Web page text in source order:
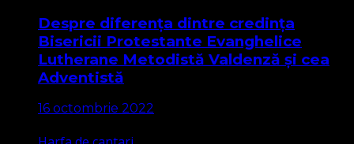
Despre diferența dintre credința
Bisericii Protestante Evanghelice
Lutherane Metodistă Valdenză și cea
Adventistă
16 octombrie 2022